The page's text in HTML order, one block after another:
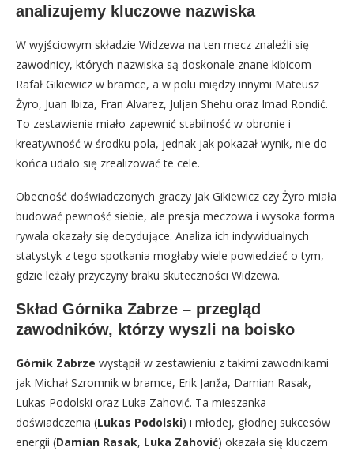
analizujemy kluczowe nazwiska
W wyjściowym składzie Widzewa na ten mecz znaleźli się
zawodnicy, których nazwiska są doskonale znane kibicom –
Rafał Gikiewicz w bramce, a w polu między innymi Mateusz
Żyro, Juan Ibiza, Fran Alvarez, Juljan Shehu oraz Imad Rondić.
To zestawienie miało zapewnić stabilność w obronie i
kreatywność w środku pola, jednak jak pokazał wynik, nie do
końca udało się zrealizować te cele.
Obecność doświadczonych graczy jak Gikiewicz czy Żyro miała
budować pewność siebie, ale presja meczowa i wysoka forma
rywala okazały się decydujące. Analiza ich indywidualnych
statystyk z tego spotkania mogłaby wiele powiedzieć o tym,
gdzie leżały przyczyny braku skuteczności Widzewa.
Skład Górnika Zabrze – przegląd
zawodników, którzy wyszli na boisko
Górnik Zabrze wystąpił w zestawieniu z takimi zawodnikami
jak Michał Szromnik w bramce, Erik Janža, Damian Rasak,
Lukas Podolski oraz Luka Zahović. Ta mieszanka
doświadczenia (Lukas Podolski) i młodej, głodnej sukcesów
energii (Damian Rasak, Luka Zahović) okazała się kluczem